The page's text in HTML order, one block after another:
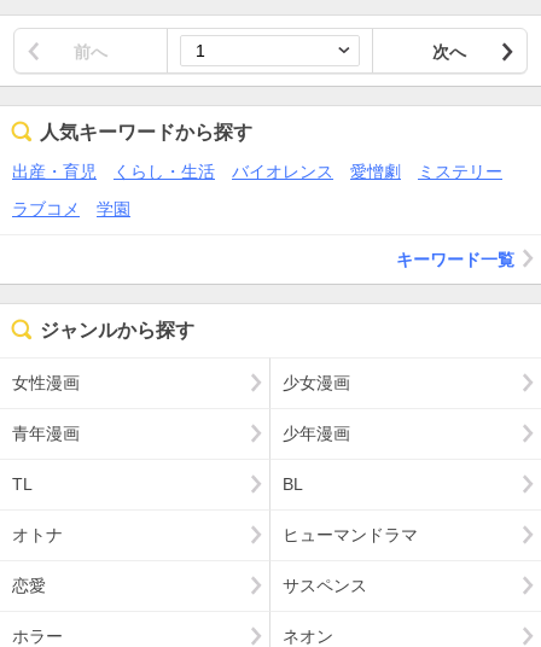
前へ 次へ
人気キーワードから探す
出産・育児 くらし・生活 バイオレンス 愛憎劇
ミステリー
ラブコメ
学園
キーワード一覧
ジャンルから探す
女性漫画 少女漫画
青年漫画 少年漫画
TL BL
オトナ ヒューマンドラマ
恋愛 サスペンス
ホラー ネオン